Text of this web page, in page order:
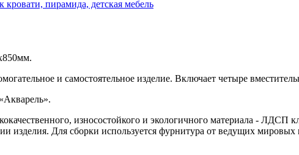
и самостоятельное изделие. Включает четыре
износостойкого и экологичного материала -
изделия. Для сборки используется фурнитура от ведущих